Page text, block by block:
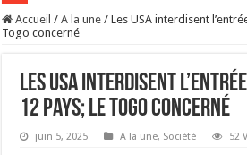
Accueil / A la une / Les USA interdisent
Togo concerné
Les USA interdisent
12 pays; le Togo concerné
juin 5, 2025 A la une, Société 52